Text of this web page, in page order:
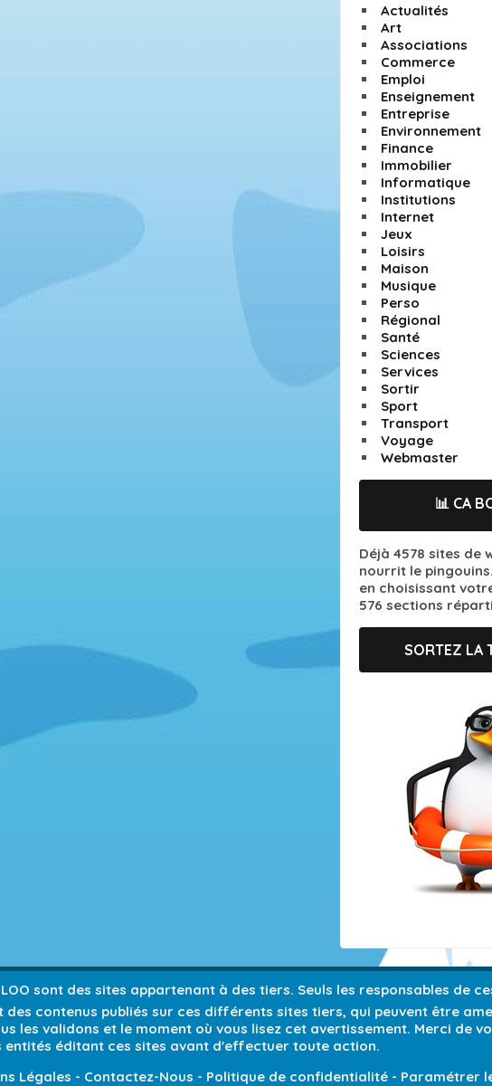
Actualités
Art
Associations
Commerce
Emploi
Enseignement
Entreprise
Environnement
Finance
Immobilier
Informatique
Institutions
Internet
Jeux
Loisirs
Maison
Musique
Perso
Régional
Santé
Sciences
Services
Sortir
Sport
Transport
Voyage
Webmaster
📊 CA
Déjà 4578 sites de
nourrit le
en choisissant
576 sections
SORTEZ LA
sont des sites appartenant à des tiers. Seuls les responsables de
contenus publiés sur ces différents sites tiers, qui peuvent être
les validons et le moment où vous lisez cet avertissement. Merci de
entités éditant ces sites avant d'effectuer toute action.
Légales - Contactez-Nous - Politique de confidentialité - Paramétrer